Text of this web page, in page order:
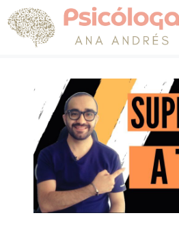
Saltar
al
contenido